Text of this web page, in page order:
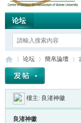
论坛
»
论坛
›
簡帛論壇
樓主: 良渚神徽
良渚神徽